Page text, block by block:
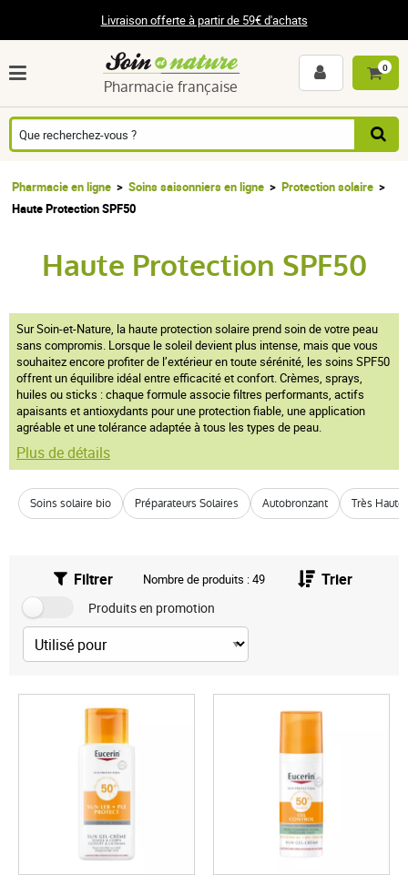
Livraison offerte à partir de 59€ d'achats
Pharmacie française
0
Pharmacie en ligne Soins saisonniers en ligne
Protection solaire
Haute Protection SPF50
Haute Protection SPF50
Sur Soin-et-Nature, la haute protection solaire prend soin de votre peau
sans compromis. Lorsque le soleil devient plus intense, mais que vous
souhaitez encore profiter de l’extérieur en toute sérénité, les soins SPF50
offrent un équilibre idéal entre efficacité et confort. Crèmes, sprays,
huiles ou sticks : chaque formule associe filtres performants, actifs
apaisants et antioxydants pour une protection fiable, une application
agréable et une tolérance adaptée à tous les types de peau.
Plus de détails
Soins solaire bio Préparateurs Solaires Autobronzant Très
Filtrer Nombre de produits : 49 Trier
Produits en promotion